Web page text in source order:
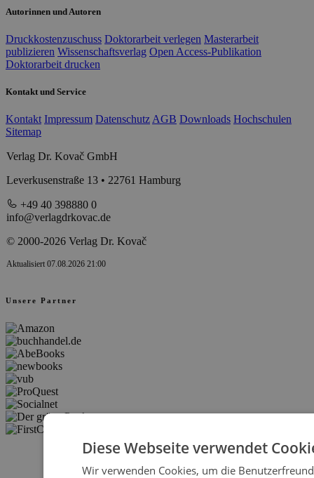
Autorinnen und Autoren
Druckkostenzuschuss Doktorarbeit verlegen Masterarbeit
publizieren Wissenschaftsverlag Open Access-Publikation
Doktorarbeit drucken
Kontakt und Service
Kontakt Impressum Datenschutz AGB Downloads Hochschulen
Sitemap
Verlag Dr. Kovač GmbH
Leverkusenstraße 13 • 22761 Hamburg
+49 40 398880 0
info@verlagdrkovac.de
© 2000-2026 Verlag Dr. Kovač
Aktualisiert 07.08.2026 21:00
Unsere Partner
Diese Webseite verwendet
Wir verwenden Cookies, um die